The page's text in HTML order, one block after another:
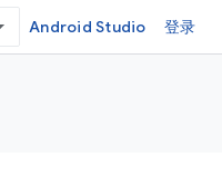
Android Studio 登录